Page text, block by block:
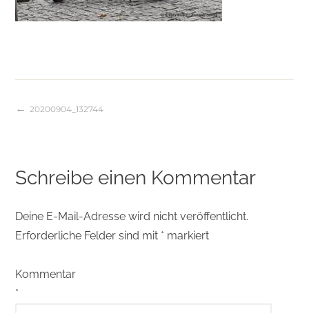
Beitragsnavigation
20200904_132744
Schreibe einen Kommentar
Deine E-Mail-Adresse wird nicht veröffentlicht.
Erforderliche Felder sind mit * markiert
Kommentar
*